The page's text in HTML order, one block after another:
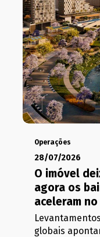
Operações
28/07/2026
O imóvel
agora os
aceleram
globais